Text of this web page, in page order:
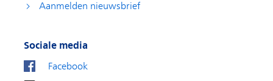
Aanmelden nieuwsbrief
Sociale media
Facebook